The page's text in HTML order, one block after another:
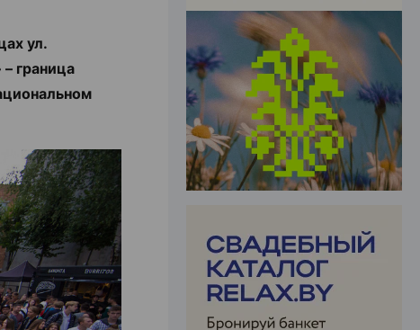
ул.
граница
ЭФФЕКТИВНАЯ РЕКЛАМА НА САЙТЕ